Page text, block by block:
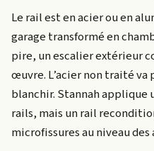
Le rail est en acier ou en
garage transformé en
pire, un escalier extérieur
œuvre. L’acier non traité va
blanchir. Stannah applique
rails, mais un rail
microfissures au niveau